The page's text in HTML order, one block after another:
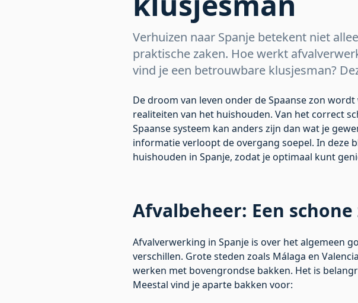
Verhuizen naar Spanje betekent niet
praktische zaken. Hoe werkt
vind je een betrouwbare klusjesman?
De droom van leven onder de Spaanse zon
realiteiten van het huishouden. Van het correct
Spaanse systeem kan anders zijn dan wat je
informatie verloopt de overgang soepel. In deze
huishouden in Spanje, zodat je optimaal kunt
Afvalbeheer: Een
Afvalverwerking in Spanje is over het algemeen
verschillen. Grote steden zoals Málaga en
werken met bovengrondse bakken. Het is
Meestal vind je aparte bakken voor: